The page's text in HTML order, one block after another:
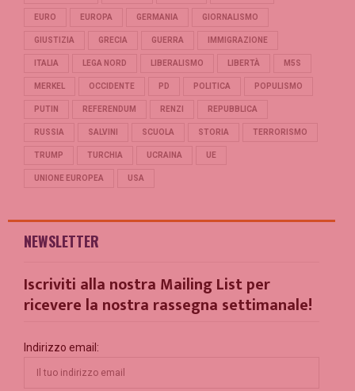
EURO EUROPA GERMANIA GIORNALISMO
GIUSTIZIA GRECIA GUERRA IMMIGRAZIONE
ITALIA LEGA NORD LIBERALISMO LIBERTÀ M5S
MERKEL OCCIDENTE PD POLITICA POPULISMO
PUTIN REFERENDUM RENZI REPUBBLICA
RUSSIA SALVINI SCUOLA STORIA TERRORISMO
TRUMP TURCHIA UCRAINA UE
UNIONE EUROPEA USA
NEWSLETTER
Iscriviti alla nostra Mailing List per
ricevere la nostra rassegna settimanale!
Indirizzo email: